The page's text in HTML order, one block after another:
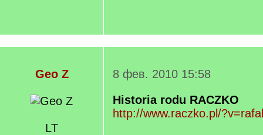
Geo Z
LT
8 фев. 2010 15:58
Historia rodu RACZKO
http://www.raczko.pl/